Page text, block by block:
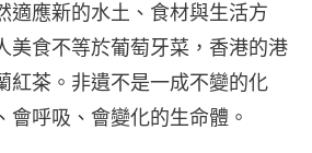
適應新的水土、食材與生活方
美食不等於葡萄牙菜，香港的港
紅茶。非遺不是一成不變的化
會呼吸、會變化的生命體。